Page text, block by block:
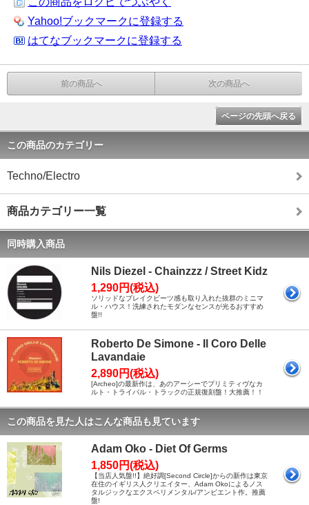
Yahoo!ブックマークに登録する
はてなブックマークに登録する
前の商品へ 次の商品へ
ページの先頭へ戻る
この商品のカテゴリー
Techno/Electro
商品カテゴリー一覧
同時購入商品
Nils Diezel - Chainzzz / Street Kidz
1,290円(税込)
ソリッドなブレイクビーツ感も取り入れた抜群のミニマ
ル・ハウス！洗練されたモダンなセンスが光るおすすめ
盤!!
Roberto De Simone - Il Coro Delle
Lavandaie
2,890円(税込)
[Archeo]の最新作は、あのアーシーでプリミティヴなカ
ルト・トライバル・トラックの正規復刻盤！大推薦！！
この商品を見た人はこんな商品も見ています
Adam Oko - Diet Of Germs
1,850円(税込)
【当店人気盤!!】絶好調[Second Circle]からの新作は東京
在住のイギリス人クリエイター、Adam Okoによるノス
タルジックなエクスペリメンタル/アンビエント作。推薦
盤!